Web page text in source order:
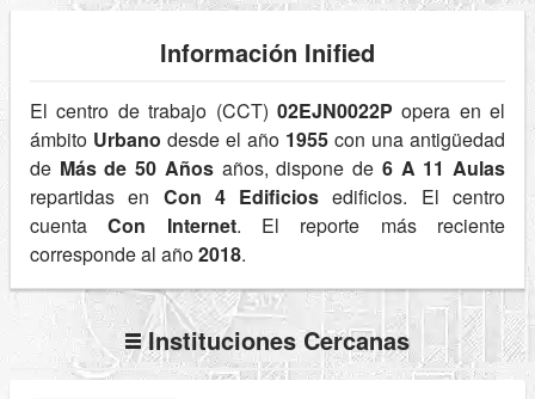
Información Inified
El centro de trabajo (CCT) 02EJN0022P opera en el
ámbito Urbano desde el año 1955 con una antigüedad
de Más de 50 Añosaños, dispone de 6 A 11 Aulas
repartidas en Con 4 Edificios edificios. El centro
cuentaCon Internet. El reporte más reciente
corresponde al año2018.
Instituciones Cercanas